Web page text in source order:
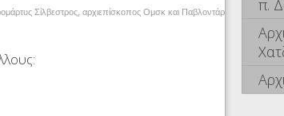
Σίλβεστρος, αρχιεπίσκοπος Ομσκ και Παβλοντάρ
π.